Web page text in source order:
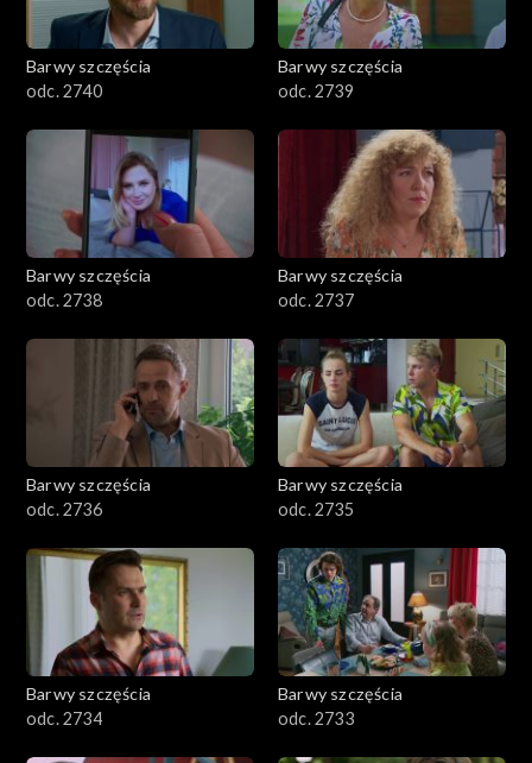
Barwy szczęścia
odc. 2740
Barwy szczęścia
odc. 2739
Barwy szczęścia
odc. 2738
Barwy szczęścia
odc. 2737
Barwy szczęścia
odc. 2736
Barwy szczęścia
odc. 2735
Barwy szczęścia
odc. 2734
Barwy szczęścia
odc. 2733